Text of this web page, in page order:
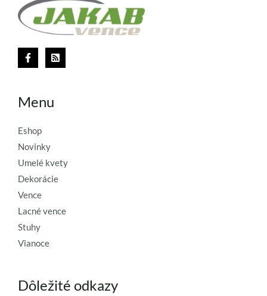
Menu
Eshop
Novinky
Umelé kvety
Dekorácie
Vence
Lacné vence
Stuhy
Vianoce
Dôležité odkazy